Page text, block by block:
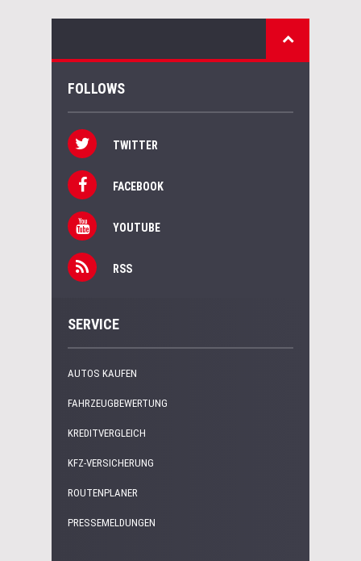
FOLLOWS
TWITTER
FACEBOOK
YOUTUBE
RSS
SERVICE
AUTOS KAUFEN
FAHRZEUGBEWERTUNG
KREDITVERGLEICH
KFZ-VERSICHERUNG
ROUTENPLANER
PRESSEMELDUNGEN